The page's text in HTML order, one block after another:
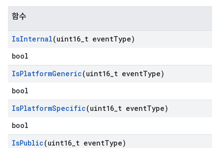
함수
IsInternal(uint16 t eventType)
bool
IsPlatformGeneric(uint16 t eventType)
bool
IsPlatformSpecific(uint16 t eventType)
bool
IsPublic(uint16 t eventType)